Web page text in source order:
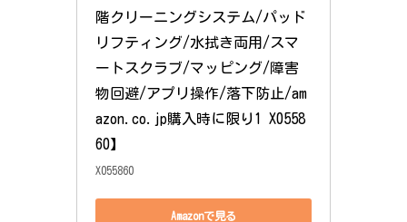
階クリーニングシステム/パッド
リフティング/水拭き両用/スマ
ートスクラブ/マッピング/障害
物回避/アプリ操作/落下防止/am
azon.co.jp購入時に限り1 X0558
60】
X055860
Amazonで見る